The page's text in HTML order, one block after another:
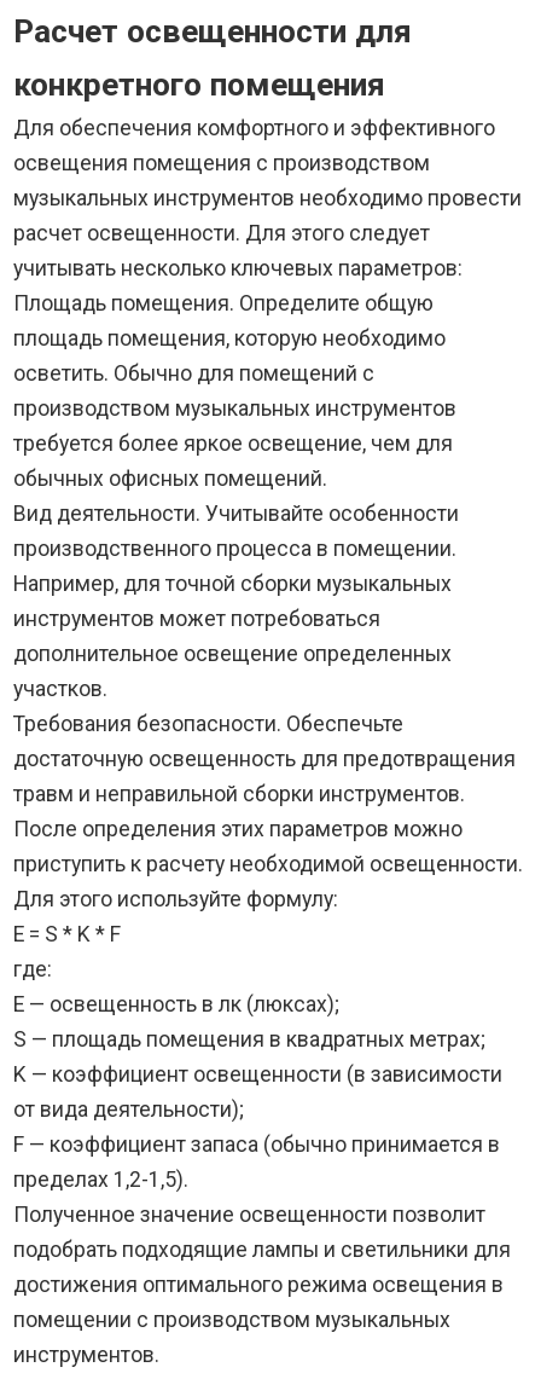
Расчет освещенности для
конкретного помещения
Для обеспечения комфортного и эффективного
освещения помещения с производством
музыкальных инструментов необходимо провести
расчет освещенности. Для этого следует
учитывать несколько ключевых параметров:
Площадь помещения. Определите общую
площадь помещения, которую необходимо
осветить. Обычно для помещений с
производством музыкальных инструментов
требуется более яркое освещение, чем для
обычных офисных помещений.
Вид деятельности. Учитывайте особенности
производственного процесса в помещении.
Например, для точной сборки музыкальных
инструментов может потребоваться
дополнительное освещение определенных
участков.
Требования безопасности. Обеспечьте
достаточную освещенность для предотвращения
травм и неправильной сборки инструментов.
После определения этих параметров можно
приступить к расчету необходимой освещенности.
Для этого используйте формулу:
Е = S * K * F
где:
Е — освещенность в лк (люксах);
S — площадь помещения в квадратных метрах;
K — коэффициент освещенности (в зависимости
от вида деятельности);
F — коэффициент запаса (обычно принимается в
пределах 1,2-1,5).
Полученное значение освещенности позволит
подобрать подходящие лампы и светильники для
достижения оптимального режима освещения в
помещении с производством музыкальных
инструментов.